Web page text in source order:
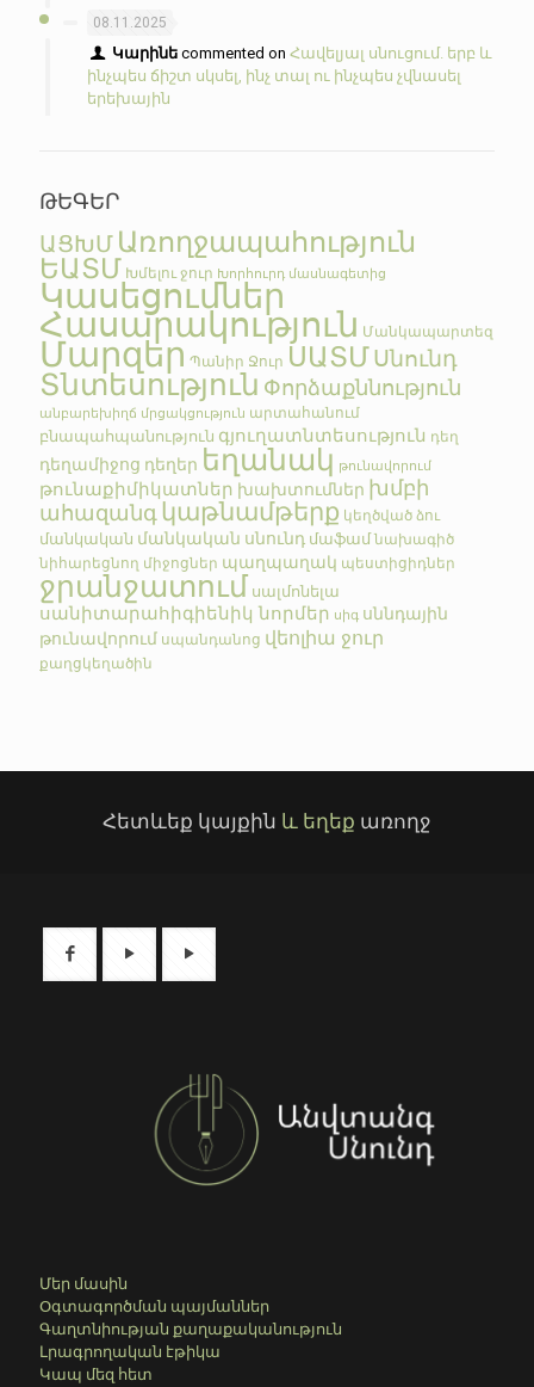
08.11.2025
Կարինե commented onՀավելյալ սնուցում. երբ և
ինչպես ճիշտ սկսել, ինչ տալ ու ինչպես չվնասել
երեխային
ԹԵԳԵՐ
ԱՑԽՄ Առողջապահություն
ԵԱՏՄ Խմելու ջուր Խորհուրդ մասնագետից
Կասեցումներ
Հասարակություն Մանկապարտեզ
Մարզեր Պանիր Ջուր ՍԱՏՄՍնունդ
Տնտեսություն Փորձաքննություն
անբարեխիղճ մրցակցություն արտահանում
բնապահպանություն գյուղատնտեսություն դեղ
դեղամիջոց դեղեր եղանակ թունավորում
թունաքիմիկատներ խախտումներ խմբի
ահազանգկաթնամթերք կեղծված ձու
մանկական մանկական սնունդ մաֆամ նախագիծ
նիհարեցնող միջոցներ պաղպաղակ պեստիցիդներ
ջրանջատում սալմոնելա
սանիտարահիգիենիկ նորմեր սիգ սննդային
թունավորում սպանդանոց վեոլիա ջուր
քաղցկեղածին
Հետևեք կայքին և եղեք առողջ
Մեր մասին
Օգտագործման պայմաններ
Գաղտնիության քաղաքականություն
Լրագրողական էթիկա
Կապ մեզ հետ